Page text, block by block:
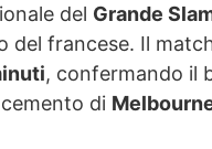
del Grande
del francese. Il
, confermando il
di